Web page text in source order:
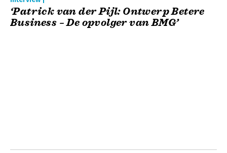
‘Patrick van der Pijl: Ontwerp Betere
Business – De opvolger van BMG’